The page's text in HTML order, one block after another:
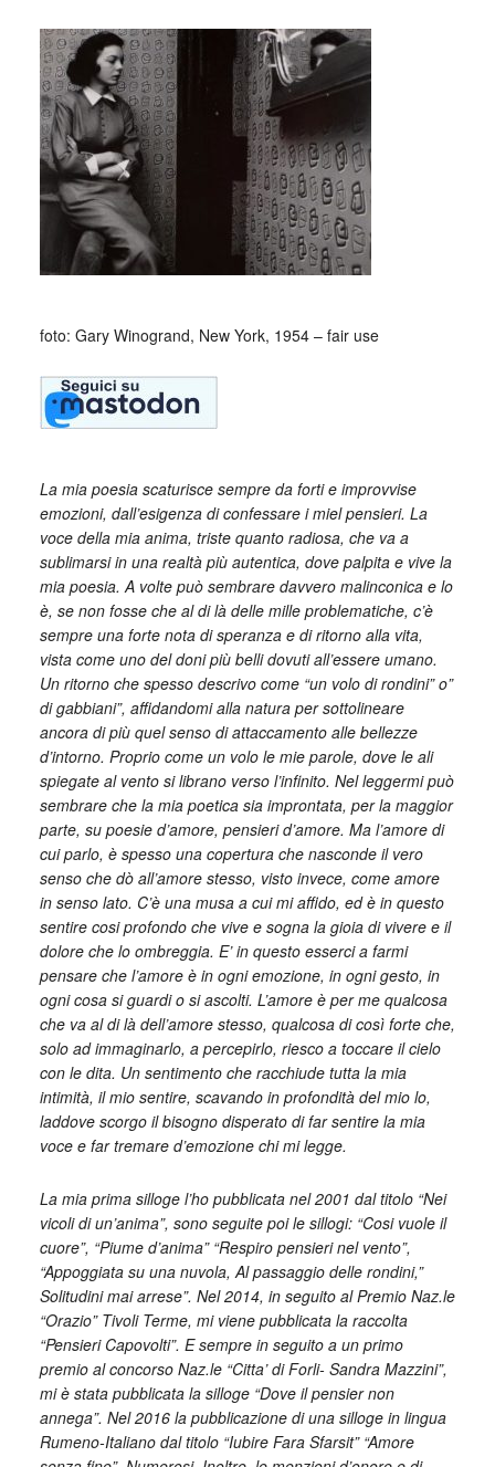
foto: Gary Winogrand, New York, 1954 – fair use
La mia poesia scaturisce sempre da forti e improvvise
emozioni, dall’esigenza di confessare i miel pensieri. La
voce della mia anima, triste quanto radiosa, che va a
sublimarsi in una realtà più autentica, dove palpita e vive la
mia poesia. A volte può sembrare davvero malinconica e lo
è, se non fosse che al di là delle mille problematiche, c’è
sempre una forte nota di speranza e di ritorno alla vita,
vista come uno del doni più belli dovuti all’essere umano.
Un ritorno che spesso descrivo come “un volo di rondini” o”
di gabbiani”, affidandomi alla natura per sottolineare
ancora di più quel senso di attaccamento alle bellezze
d’intorno. Proprio come un volo le mie parole, dove le ali
spiegate al vento si librano verso l’infinito. Nel leggermi può
sembrare che la mia poetica sia improntata, per la maggior
parte, su poesie d’amore, pensieri d’amore. Ma l’amore di
cui parlo, è spesso una copertura che nasconde il vero
senso che dò all’amore stesso, visto invece, come amore
in senso lato. C’è una musa a cui mi affido, ed è in questo
sentire cosi profondo che vive e sogna la gioia di vivere e il
dolore che lo ombreggia. E’ in questo esserci a farmi
pensare che l’amore è in ogni emozione, in ogni gesto, in
ogni cosa si guardi o si ascolti. L’amore è per me qualcosa
che va al di là dell’amore stesso, qualcosa di così forte che,
solo ad immaginarlo, a percepirlo, riesco a toccare il cielo
con le dita. Un sentimento che racchiude tutta la mia
intimità, il mio sentire, scavando in profondità del mio lo,
laddove scorgo il bisogno disperato di far sentire la mia
voce e far tremare d’emozione chi mi legge.
La mia prima silloge l’ho pubblicata nel 2001 dal titolo “Nei
vicoli di un’anima”, sono seguite poi le sillogi: “Cosi vuole il
cuore”, “Piume d’anima” “Respiro pensieri nel vento”,
“Appoggiata su una nuvola, Al passaggio delle rondini,”
Solitudini mai arrese”. Nel 2014, in seguito al Premio Naz.le
“Orazio” Tivoli Terme, mi viene pubblicata la raccolta
“Pensieri Capovolti”. E sempre in seguito a un primo
premio al concorso Naz.le “Citta’ di Forli- Sandra Mazzini”,
mi è stata pubblicata la silloge “Dove il pensier non
annega”. Nel 2016 la pubblicazione di una silloge in lingua
Rumeno-Italiano dal titolo “Iubire Fara Sfarsit” “Amore